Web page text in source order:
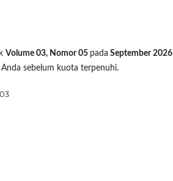
Volume 03, Nomor 05 pada September 2026
sebelum kuota terpenuhi.